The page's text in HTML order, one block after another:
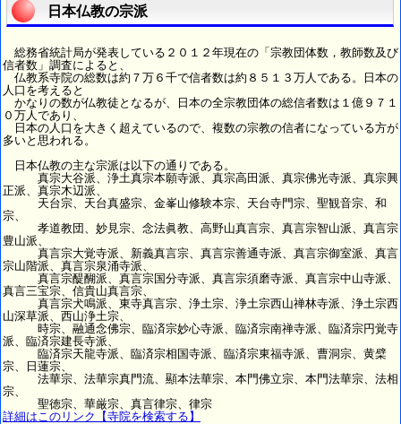
日本仏教の宗派
総務省統計局が発表している２０１２年現在の「宗教団体数，教師数及び
信者数」調査によると、
仏教系寺院の総数は約７万６千で信者数は約８５１３万人である。日本の
人口を考えると
かなりの数が仏教徒となるが、日本の全宗教団体の総信者数は１億９７１
０万人であり、
日本の人口を大きく超えているので、複数の宗教の信者になっている方が
多いと思われる。
日本仏教の主な宗派は以下の通りである。
真宗大谷派、浄土真宗本願寺派、真宗高田派、真宗佛光寺派、真宗興
正派、真宗木辺派、
天台宗、天台真盛宗、金峯山修験本宗、天台寺門宗、聖観音宗、和
宗、
孝道教団、妙見宗、念法眞教、高野山真言宗、真言宗智山派、真言宗
豊山派、
真言宗大覚寺派、新義真言宗、真言宗善通寺派、真言宗御室派、真言
宗山階派、真言宗泉涌寺派、
真言宗醍醐派、真言宗国分寺派、真言宗須磨寺派、真言宗中山寺派、
真言三宝宗、信貴山真言宗、
真言宗犬鳴派、東寺真言宗、浄土宗、浄土宗西山禅林寺派、浄土宗西
山深草派、西山浄土宗、
時宗、融通念佛宗、臨済宗妙心寺派、臨済宗南禅寺派、臨済宗円覚寺
派、臨済宗建長寺派、
臨済宗天龍寺派、臨済宗相国寺派、臨済宗東福寺派、曹洞宗、黄檗
宗、日蓮宗、
法華宗、法華宗真門流、顯本法華宗、本門佛立宗、本門法華宗、法相
宗、
聖徳宗、華厳宗、真言律宗、律宗
詳細はこのリンク【寺院を検索する】